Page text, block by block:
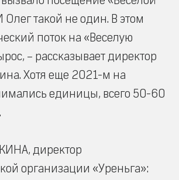
такой не один. В этом
поток на «Веселую
– рассказывает директор
Хотя еще 2021-м на
единицы, всего 50-60
директор
организации «Уреньга»: